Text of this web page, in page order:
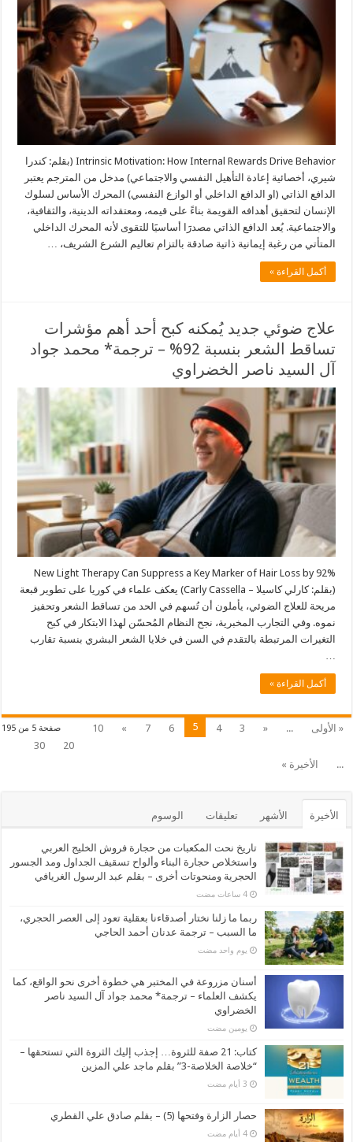
Intrinsic Motivation: How Internal Rewards Drive Behavior (بقلم: كندرا
شيري، أخصائية إعادة التأهيل النفسي والاجتماعي) مدخل من المترجم يعتبر
الدافع الذاتي (او الدافع الداخلي أو الوازع النفسي) المحرك الأساس لسلوك
الإنسان لتحقيق أهدافه القويمة بناءً على قيمه، ومعتقداته الدينية، والثقافية،
والاجتماعية. يُعد الدافع الذاتي مصدرََا أساسيََا للتقوى لأنه المحرك الداخلي
المتأتي من رغبة إيمانية ذاتية صادقة بالتزام تعاليم الشرع الشريف، …
أكمل القراءة »
علاج ضوئي جديد يُمكنه كبح أحد أهم مؤشرات
تساقط الشعر بنسبة 92% – ترجمة* محمد جواد
آل السيد ناصر الخضراوي
New Light Therapy Can Suppress a Key Marker of Hair Loss by 92%
(بقلم: كارلي كاسيلا – Carly Cassella) يعكف علماء في كوريا على تطوير قبعة
مريحة للعلاج الضوئي، يأملون أن تُسهم في الحد من تساقط الشعر وتحفيز
نموه. وفي التجارب المخبرية، نجح النظام المُحسّن لهذا الابتكار في كبح
التغيرات المرتبطة بالتقدم في السن في خلايا الشعر البشري بنسبة تقارب
أكمل القراءة »
صفحة 5 من 195 « الأولى ...
«
3
4
5
6
7
»
10
20
30
...
الأخيرة »
الأخيرة الأشهر تعليقات الوسوم
تاريخ نحت المكعبات من حجارة فروش الخليج العربي
واستخلاص حجارة البناء وألواح تسقيف الجداول ومد الجسور
الحجرية ومنحوتات أخرى – بقلم عبد الرسول الغريافي
‏4 ساعات مضت
ربما ما زلنا نختار أصدقاءنا بعقلية تعود إلى العصر الحجري،
ما السبب – ترجمة عدنان أحمد الحاجي
‏يوم واحد مضت
أسنان مزروعة في المختبر هي خطوة أخرى نحو الواقع، كما
يكشف العلماء – ترجمة* محمد جواد آل السيد ناصر
الخضراوي
‏يومين مضت
كتاب: 21 صفة للثروة… إجذب إليك الثروة التي تستحقها –
“خلاصة الخلاصة-3” بقلم ماجد علي المزين
حصار الزارة وفتحها (5) – بقلم صادق علي القطري
‏4 أيام مضت